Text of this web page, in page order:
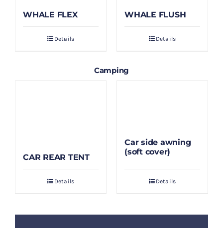
WHALE FLEX
Details
WHALE FLUSH
Details
Camping
CAR REAR TENT
Details
Car side awning
(soft cover)
Details